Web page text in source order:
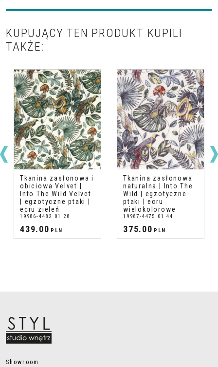
KUPUJĄCY TEN PRODUKT KUPILI
TAKŻE:
Tkanina zasłonowa i
obiciowa Velvet |
Into The Wild Velvet
| egzotyczne ptaki |
ecru zieleń
19986-4482 01 28
439.00 PLN
Tkanina zasłonowa
naturalna | Into The
Wild | egzotyczne
ptaki | ecru
wielokolorowe
19987-4475 01 44
375.00 PLN
Showroom